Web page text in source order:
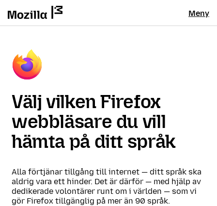
Meny
Välj vilken Firefox
webbläsare du vill
hämta på ditt språk
Alla förtjänar tillgång till internet — ditt språk ska
aldrig vara ett hinder. Det är därför — med hjälp av
dedikerade volontärer runt om i världen — som vi
gör Firefox tillgänglig på mer än 90 språk.